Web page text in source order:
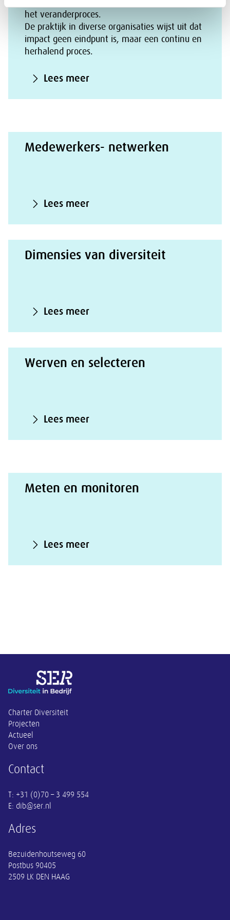
zichtbare en minder zichtbare onderdelen van
het veranderproces.
De praktijk in diverse organisaties wijst uit dat
impact geen eindpunt is, maar een continu en
herhalend proces.
Lees meer
Medewerkers- netwerken
Lees meer
Dimensies van diversiteit
Lees meer
Werven en selecteren
Lees meer
Meten en monitoren
Lees meer
Overige informatie
Charter Diversiteit
Projecten
Actueel
Over ons
Contact
E: dib@ser.nl
Adres
Bezuidenhoutseweg 60
Postbus 90405